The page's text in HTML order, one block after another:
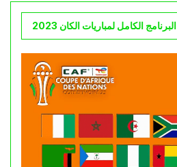
البرنامج الكامل لمباريات الكان 2023